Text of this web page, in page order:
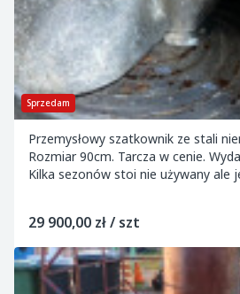
Sprzedam
Przemysłowy szatkownik ze stali
Rozmiar 90cm. Tarcza w cenie.
Kilka sezonów stoi nie używany ale
29 900,00 zł / szt